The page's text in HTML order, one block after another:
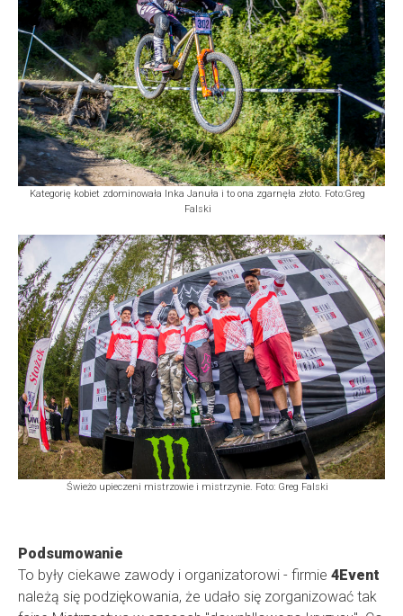
Kategorię kobiet zdominowała Inka Januła i to ona zgarnęła złoto. Foto:Greg
Falski
Świeżo upieczeni mistrzowie i mistrzynie. Foto: Greg Falski
Podsumowanie
To były ciekawe zawody i organizatorowi - firmie 4Event
należą się podziękowania, że udało się zorganizować tak